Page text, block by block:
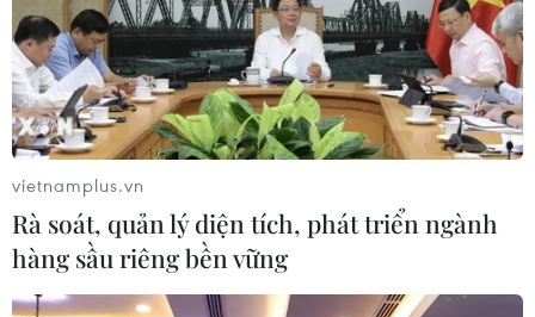
kế hoạch, dự kiến có khoảng 18 hộ dân sẽ phải di tản. Hiện đã
di tản 11 hộ dân, bao gồm những hộ bị ảnh hưởng trước và sau
khi xảy ra sự cố phun trào bùn do đào ngầm metro. (Ảnh: Minh
Sơn/Vietnam+)
vietnamplus.vn
Rà soát, quản lý diện tích, phát triển ngành
hàng sầu riêng bền vững